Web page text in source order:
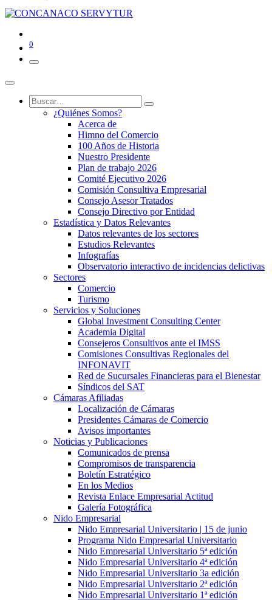
0
¿Quiénes Somos?
Acerca de
Himno del Comercio
100 Años de Historia
Nuestro Presidente
Plan de trabajo 2026
Comité Ejecutivo 2026
Comisión Consultiva Empresarial
Consejo Asesor Tratados
Consejo Directivo por Entidad
Estadística y Datos Relevantes
Datos relevantes de los sectores
Estudios Relevantes
Infografías
Observatorio interactivo de incidencias delictivas
Sectores
Comercio
Turismo
Servicios y Soluciones
Global Investment Consulting Center
Academia Digital
Consejeros Consultivos ante el IMSS
Comisiones Consultivas Regionales del
INFONAVIT
Red de Sucursales Financieras para el Bienestar
Síndicos del SAT
Cámaras Afiliadas
Localización de Cámaras
Presidentes Cámaras de Comercio
Avisos importantes
Noticias y Publicaciones
Comunicados de prensa
Compromisos de transparencia
Boletín Estratégico
En los Medios
Revista Enlace Empresarial Actitud
Galería Fotográfica
Nido Empresarial
Nido Empresarial Universitario | 15 de junio
Programa Nido Empresarial Universitario
Nido Empresarial Universitario 5ª edición
Nido Empresarial Universitario 4ª edición
Nido Empresarial Universitario 3a edición
Nido Empresarial Universitario 2ª edición
Nido Empresarial Universitario 1ª edición